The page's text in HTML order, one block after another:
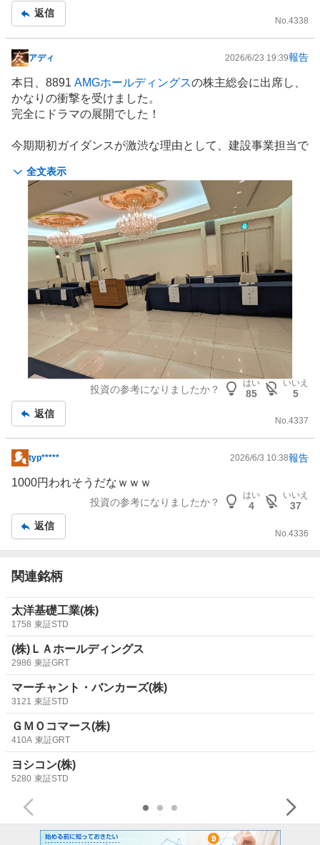
パワハラ認定される時代ですから
過去の事とは言え
日頃の行い大事ですね
返信
No. 4338
掲
示
板
記
アディ 2026/6/23 19:39報告
全文表示
本日、8891 AMGホールディングスの株主総会に出席し、
かなりの衝撃を受けました。
完全にドラマの展開でした！
今期期初ガイダンスが激渋な理由として、建設事業担当で
分中で予算会議の取締役会にも参加出来なかった中で決ま
ってしまった」とのことです。
AMGの親会社、7593VTホールディングス
が決算にて期
初ガイダンスを出したいという要望の中、本来未定で出し
たいところ、極めて極めて保守的に策定された決算予想と
のことです。
謹慎処分を受けていた大西取締役は全く見に覚えの無い
『パワハラ・セクハラ・不倫・不採算事業推進・個人的な
資金流用』について記載されたらしい匿名の怪文書がVT
ホールディングスに届き、全く見に覚えの無い疑念を晴ら
す為に当初2週間の謹慎（事実確認）に応じる事を決め、
調査については初めはAMGがやる話だったがVTが全て主
体的に推進したようです。
そして、当初の4/15～の2週間の調査期間で何も出てこな
く、さらに調査に次ぐ調査になり、上場企業としてのコン
プラから27/3の取締役選任候補からも外されたとの説明を
されました。
り、個人的にも弁護士を通し係争していく」と発言されま
した。
ちなみに、先程の大西取締役の調査報告も怪文書の原本も
当事者はおろかAMGにも明かされていないという、上場
企業としてあるまじきガバナンスでした。
親子上場の問題点はよく取り沙汰されるものですが、その
一端をリアルに体感出来ることとなりました。
出席された株主は10名くらいかもしれませんが、出席さ
れた株主は私同様、非常に衝撃を受けたことと思います。
例年であれば株主総会の模様は
で、今年の『アレ』も是非投稿して欲しいものです。
出来る訳無いでしょうが。。。
親子上場を即刻解消出来るように動き、正しく経営される
ことを切に願います。
投資の参考になりましたか？
はい
85
いいえ
5
返信
No.4337
掲
示
記
事
typ***** 2026/6/3 10:38報告
1000円われそうだなｗｗｗ
投資の参考になりましたか？
はい
4
いいえ
37
返信
No.4336
関連銘柄
太洋基礎工業(株)
1758 東証STD
(株)ＬＡホールディングス
2986 東証GRT
マーチャント・バンカーズ(株)
3121 東証STD
ＧＭＯコマース(株)
410A 東証GRT
ヨシコン(株)
5280 東証STD